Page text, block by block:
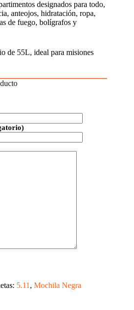
designados para todo,
anteojos, hidratación, ropa,
de fuego, bolígrafos y
de 55L, ideal para misiones
5.11 , Mochila Negra